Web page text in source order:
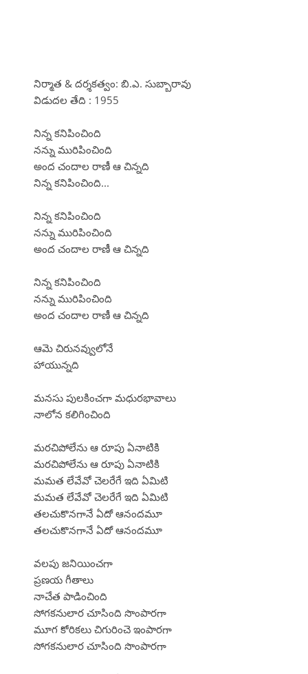
నిర్మాత & దర్శకత్వం: బి.ఎ. సుబ్బారావు
విడుదల తేది : 1955
నిన్న కనిపించింది
నన్ను మురిపించింది
అంద చందాల రాణీ ఆ చిన్నది
నిన్న కనిపించింది...
నిన్న కనిపించింది
నన్ను మురిపించింది
అంద చందాల రాణీ ఆ చిన్నది
నిన్న కనిపించింది
నన్ను మురిపించింది
అంద చందాల రాణీ ఆ చిన్నది
ఆమె చిరునవ్వులోనే
హాయున్నది
మనసు పులకించగా మధురభావాలు
నాలోన కలిగించింది
మరచిపోలేను ఆ రూపు ఏనాటికి
మరచిపోలేను ఆ రూపు ఏనాటికి
మమత లేవేవో చెలరేగే ఇది ఏమిటి
మమత లేవేవో చెలరేగే ఇది ఏమిటి
తలచుకొనగానే ఏదో ఆనందమూ
తలచుకొనగానే ఏదో ఆనందమూ
వలపు జనియించగా
ప్రణయ గీతాలు
నాచేత పాడించింది
సోగకనులార చూసింది సొంపారగా
మూగ కోరికలు చిగురించె ఇంపారగా
సోగకనులార చూసింది సొంపారగా